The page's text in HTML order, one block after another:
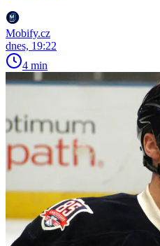
Mobify.cz
dnes, 19:22
4 min